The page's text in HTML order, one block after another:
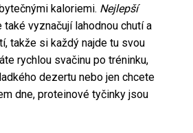
kaloriemi. Nejlepší
vyznačují lahodnou chutí a
takže si každý najde tu svou
rychlou svačinu po tréninku,
dezertu nebo jen chcete
dne, proteinové tyčinky jsou